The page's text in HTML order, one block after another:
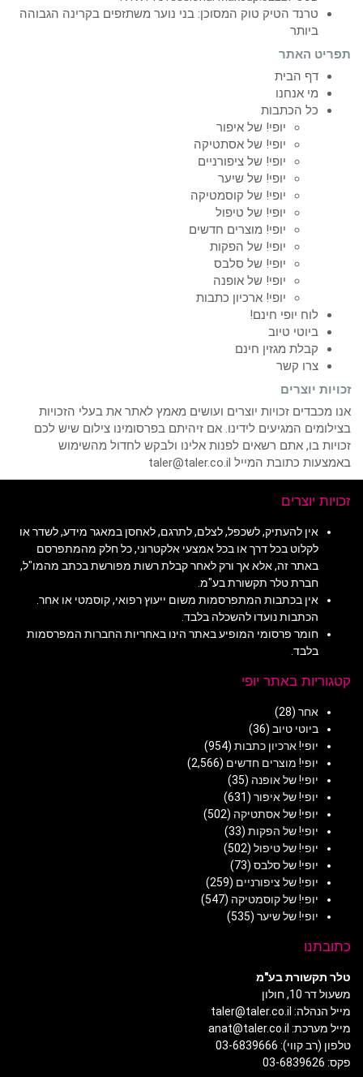
טרנד הטיק טוק המסוכן: בני נוער משתזפים בקרינה הגבוהה
ביותר
תפריט האתר
דף הבית
מי אנחנו
כל הכתבות
יופי! של איפור
יופי! של אסתטיקה
יופי! של ציפורניים
יופי! של שיער
יופי! של קוסמטיקה
יופי! של טיפול
יופי! מוצרים חדשים
יופי! של הפקות
יופי! של סלבס
יופי! של אופנה
יופי! ארכיון כתבות
לוח יופי חינם!
ביוטי טיוב
קבלת מגזין חינם
צרו קשר
זכויות יוצרים
אנו מכבדים זכויות יוצרים ועושים מאמץ לאתר את בעלי הזכויות
בצילומים המגיעים לידינו. אם זיהיתם בפרסומינו צילום שיש לכם
זכויות בו, אתם רשאים לפנות אלינו ולבקש לחדול מהשימוש
באמצעות כתובת המייל taler@taler.co.il
זכויות יוצרים
אין להעתיק, לשכפל, לצלם, לתרגם, לאחסן במאגר מידע, לשדר או
לקלוט בכל דרך או בכל אמצעי אלקטרוני, כל חלק מהמתפרסם
באתר זה, אלא אך ורק לאחר קבלת רשות מפורשת בכתב מהמו"ל,
חברת טלר תקשורת בע"מ.
אין בכתבות המתפרסמות משום ייעוץ רפואי, קוסמטי או אחר.
הכתבות נועדו להשכלה בלבד.
חומר פרסומי המופיע באתר הינו באחריות החברות המפרסמות
בלבד.
קטגוריות באתר יופי
אחר (28)
ביוטי טיוב (36)
יופי! ארכיון כתבות (954)
יופי! מוצרים חדשים (2,566)
יופי! של אופנה (35)
יופי! של איפור (631)
יופי! של אסתטיקה (502)
יופי! של הפקות (33)
יופי! של טיפול (502)
יופי! של סלבס (73)
יופי! של ציפורניים (259)
יופי! של קוסמטיקה (547)
יופי! של שיער (535)
כתובתנו
טלר תקשורת בע"מ
משעול דר 10, חולון
מייל הנהלה: taler@taler.co.il
מייל מערכת: anat@taler.co.il
טלפון (רב קווי): 03-6839666
פקס: 03-6839626